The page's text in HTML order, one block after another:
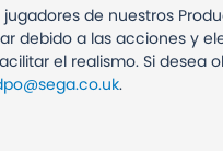
de nuestros
debido a las acciones y
el realismo. Si
.